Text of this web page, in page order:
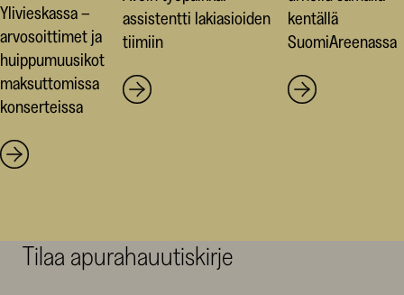
Ylivieskassa –
arvosoittimet ja
huippumuusikot
maksuttomissa
konserteissa
assistentti lakiasioiden
tiimiin
kentällä
SuomiAreenassa
Tilaa apurahauutiskirje